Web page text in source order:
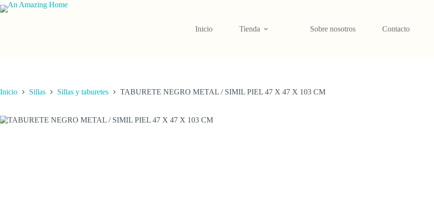
Saltar
al
Inicio
Tienda Sobre nosotros Contacto
Inicio Sillas Sillas y taburetes TABURETE NEGRO METAL / SIMIL PIEL 47 X 47 X 103 CM